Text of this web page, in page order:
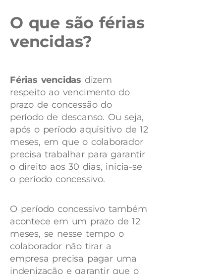
O que são férias
vencidas?
Férias vencidas dizem
respeito ao vencimento do
prazo de concessão do
período de descanso. Ou seja,
após o período aquisitivo de 12
meses, em que o colaborador
precisa trabalhar para garantir
o direito aos 30 dias, inicia-se
o período concessivo.
O período concessivo também
acontece em um prazo de 12
meses, se nesse tempo o
colaborador não tirar a
empresa precisa pagar uma
indenização e garantir que o